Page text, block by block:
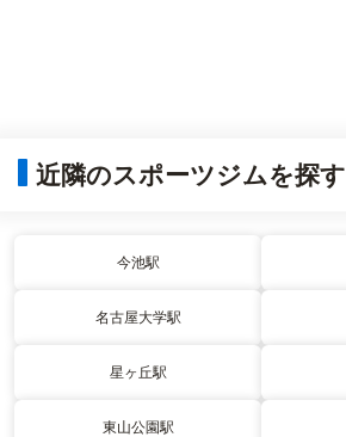
近隣のスポーツジムを探す
今池駅
名古屋大学駅
星ヶ丘駅
東山公園駅